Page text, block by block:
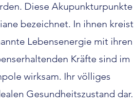
Diese Akupunkturpunkte
bezeichnet. In ihnen kreist
Lebensenergie mit ihren
Kräfte sind im
wirksam. Ihr völliges
Gesundheitszustand dar.